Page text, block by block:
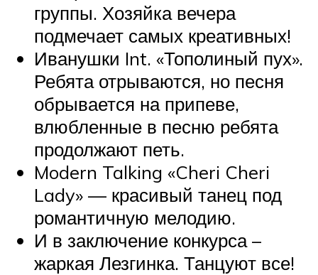
группы. Хозяйка вечера
подмечает самых креативных!
Иванушки Int. «Тополиный пух».
Ребята отрываются, но песня
обрывается на припеве,
влюбленные в песню ребята
продолжают петь.
Modern Talking «Cheri Cheri
Lady» — красивый танец под
романтичную мелодию.
И в заключение конкурса –
жаркая Лезгинка. Танцуют все!